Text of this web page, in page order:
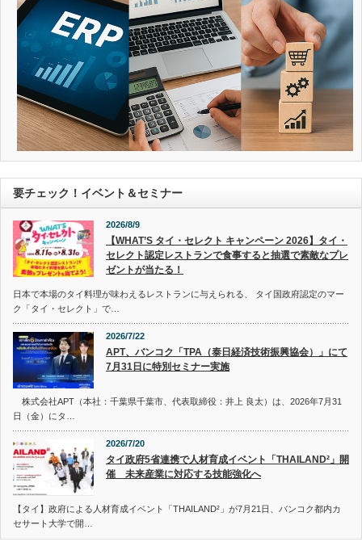
要チェック！イベント＆セミナー
2026/8/9
【WHAT’S タイ・セレクト キャンペーン 2026】タイ・
セレクト認定レストランで食事すると抽選で素敵なプレ
ゼントが当たる！
日本で本場のタイ料理が味わえるレストランに与えられる、 タイ国政府認定のマー
ク「タイ・セレクト」で…
2026/7/22
APT、バンコク「TPA（泰日経済技術振興協会）」にて
7月31日に特別セミナー実施
株式会社APT（本社：千葉県千葉市、代表取締役：井上 良太）は、2026年7月31
日（金）にタ…
2026/7/20
タイ政府5省連携で人材育成イベント「THAILAND²」開
催 未来産業に対応する技能強化へ
【タイ】政府による人材育成イベント「THAILAND²」が7月21日、バンコク都内カ
セサート大学で開…